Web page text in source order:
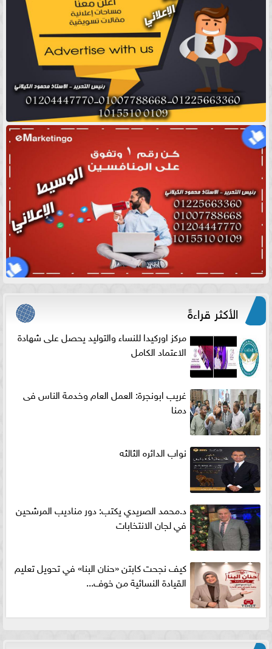
الأكثر قراءةً
مركز اوركيدا للنساء والتوليد يحصل على شهادة
الاعتماد الكامل
غريب ابونجرة: العمل العام وخدمة الناس فى
دمنا
نواب الدائره الثالثه
د.محمد الصريدي يكتب: دور مناديب المرشحين
في لجان الانتخابات
كيف نجحت كابتن «حنان البنا» في تحويل تعليم
القيادة النسائية من خوف...